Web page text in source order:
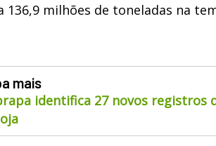
136,9 milhões de toneladas na
mais
identifica 27 novos registros